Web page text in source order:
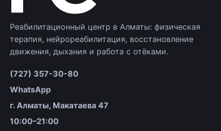
Реабилитационный центр в Алматы: физическая
терапия, нейрореабилитация, восстановление
движения, дыхания и работа с отёками.
(727) 357-30-80
WhatsApp
г. Алматы, Макатаева 47
10:00–21:00